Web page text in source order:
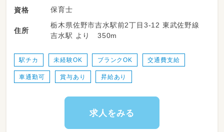
資格 保育士
住所
栃木県佐野市吉水駅前2丁目3-12 東武佐野線
吉水駅 より 350m
駅チカ 未経験OK ブランクOK 交通費支給
車通勤可 賞与あり 昇給あり
求人をみる